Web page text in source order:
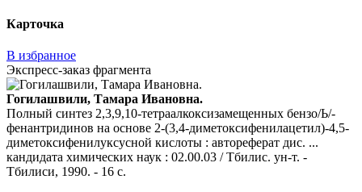
Карточка
В избранное
Экспресс-заказ фрагмента
Гогилашвили, Тамара Ивановна.
Полный синтез 2,3,9,10-тетраалкоксизамещенных бензо/Ь/-
фенантридинов на основе 2-(3,4-диметоксифенилацетил)-4,5-
диметоксифенилуксусной кислоты : автореферат дис. ...
кандидата химических наук : 02.00.03 / Тбилис. ун-т. -
Тбилиси, 1990. - 16 с.